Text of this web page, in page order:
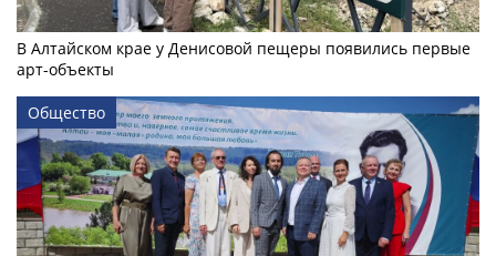
В Алтайском крае у Денисовой пещеры появились первые
арт-объекты
Общество